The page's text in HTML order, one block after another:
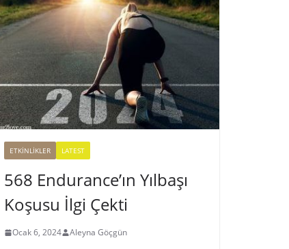
ETKINLIKLER LATEST
568 Endurance’ın Yılbaşı
Koşusu İlgi Çekti
Ocak 6, 2024 Aleyna Göçgün